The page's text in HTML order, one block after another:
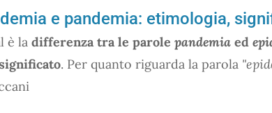
e pandemia: etimologia,
è la differenza tra le parole pandemia ed
. Per quanto riguarda la parola